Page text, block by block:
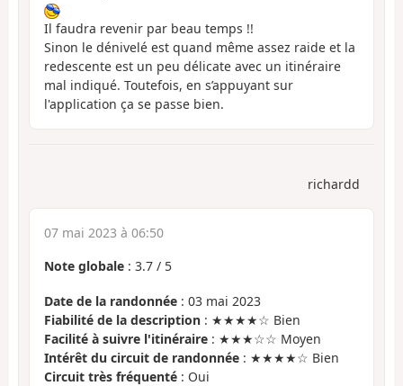
Il faudra revenir par beau temps !!
Sinon le dénivelé est quand même assez raide et la
redescente est un peu délicate avec un itinéraire
mal indiqué. Toutefois, en s’appuyant sur
l'application ça se passe bien.
richardd
07 mai 2023 à 06:50
Note globale : 3.7 / 5
Date de la randonnée : 03 mai 2023
Fiabilité de la description : ★★★★☆ Bien
Facilité à suivre l'itinéraire : ★★★☆☆ Moyen
Intérêt du circuit de randonnée : ★★★★☆ Bien
Circuit très fréquenté : Oui